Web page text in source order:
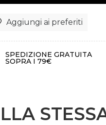
Aggiungi ai preferiti
SPEDIZIONE GRATUITA
SOPRA I 79€